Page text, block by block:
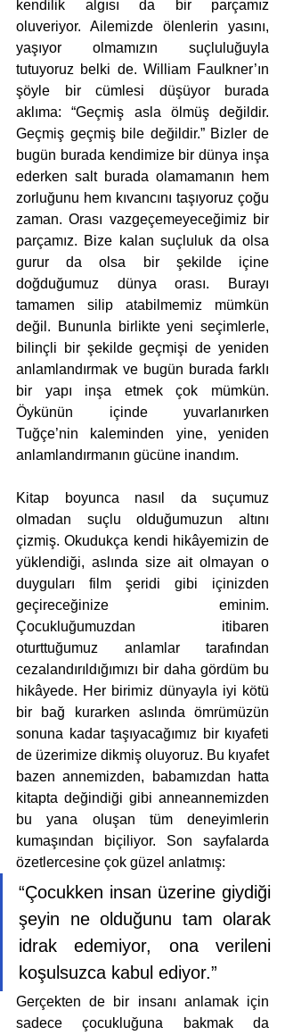
kendilik algısı da bir parçamız
oluveriyor. Ailemizde ölenlerin yasını,
yaşıyor olmamızın suçluluğuyla
tutuyoruz belki de. William Faulkner’ın
şöyle bir cümlesi düşüyor burada
aklıma: “Geçmiş asla ölmüş değildir.
Geçmiş geçmiş bile değildir.” Bizler de
bugün burada kendimize bir dünya inşa
ederken salt burada olamamanın hem
zorluğunu hem kıvancını taşıyoruz çoğu
zaman. Orası vazgeçemeyeceğimiz bir
parçamız. Bize kalan suçluluk da olsa
gurur da olsa bir şekilde içine
doğduğumuz dünya orası. Burayı
tamamen silip atabilmemiz mümkün
değil. Bununla birlikte yeni seçimlerle,
bilinçli bir şekilde geçmişi de yeniden
anlamlandırmak ve bugün burada farklı
bir yapı inşa etmek çok mümkün.
Öykünün içinde yuvarlanırken
Tuğçe’nin kaleminden yine, yeniden
anlamlandırmanın gücüne inandım.
Kitap boyunca nasıl da suçumuz
olmadan suçlu olduğumuzun altını
çizmiş. Okudukça kendi hikâyemizin de
yüklendiği, aslında size ait olmayan o
duyguları film şeridi gibi içinizden
geçireceğinize eminim.
Çocukluğumuzdan itibaren
oturttuğumuz anlamlar tarafından
cezalandırıldığımızı bir daha gördüm bu
hikâyede. Her birimiz dünyayla iyi kötü
bir bağ kurarken aslında ömrümüzün
sonuna kadar taşıyacağımız bir kıyafeti
de üzerimize dikmiş oluyoruz. Bu kıyafet
bazen annemizden, babamızdan hatta
kitapta değindiği gibi anneannemizden
bu yana oluşan tüm deneyimlerin
kumaşından biçiliyor. Son sayfalarda
özetlercesine çok güzel anlatmış:
“Çocukken insan üzerine giydiği
şeyin ne olduğunu tam olarak
idrak edemiyor, ona verileni
koşulsuzca kabul ediyor.”
Gerçekten de bir insanı anlamak için
sadece çocukluğuna bakmak da